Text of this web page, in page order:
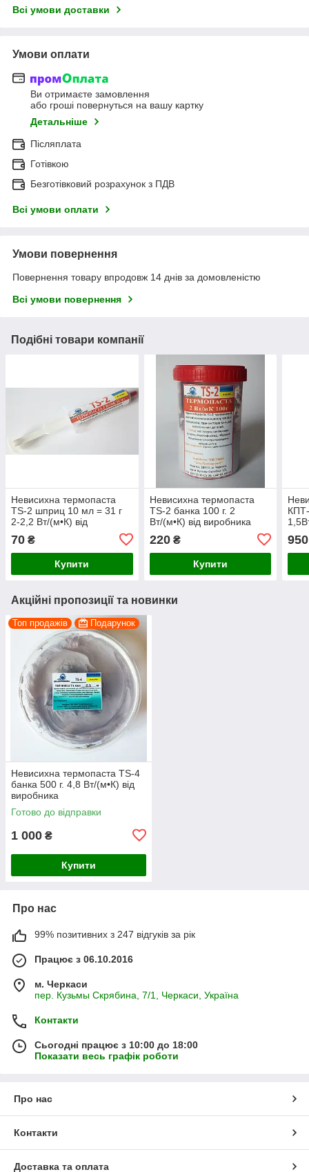
Всі умови доставки
Умови оплати
Ви отримаєте замовлення
або гроші повернуться на вашу картку
Детальніше
Післяплата
Готівкою
Безготівковий розрахунок з ПДВ
Всі умови оплати
Умови повернення
Повернення товару впродовж 14 днів за домовленістю
Всі умови повернення
Подібні товари компанії
Невисихна термопаста
TS-2 шприц 10 мл = 31 г
2-2,2 Вт/(м•К) від
70 ₴
Купити
Невисихна термопаста
TS-2 банка 100 г. 2
Вт/(м•К) від виробника
220₴
Купити
950
Акційні пропозиції та новинки
Топ продажів Подарунок
Невисихна термопаста TS-4
банка 500 г. 4,8 Вт/(м•К) від
виробника
Готово до відправки
1 000 ₴
Купити
Про нас
99% позитивних з 247 відгуків за рік
Працює з 06.10.2016
м. Черкаси
пер. Кузьмы Скрябина, 7/1, Черкаси, Україна
Контакти
Сьогодні працює з 10:00 до 18:00
Показати весь графік роботи
Про нас
Контакти
Доставка та оплата